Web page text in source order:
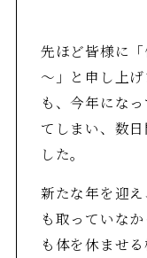
先ほど皆様に
～」と申し上
も、今年にな
てしまい、数
した。
新たな年を迎
も取っていな
も体を休ませ